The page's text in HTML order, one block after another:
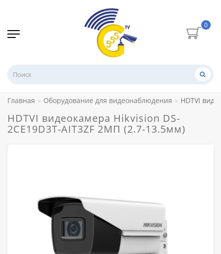
0
Главная Оборудование для видеонаблюдения HDTVI
HDTVI видеокамера Hikvision DS-
2CE19D3T-AIT3ZF 2МП (2.7-13.5мм)